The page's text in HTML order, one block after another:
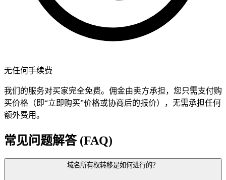
无任何手续费
我们的服务对买家完全免费。佣金由卖方承担，您只需支付购
买价格（即“立即购买”价格或协商后的报价），无需承担任何
额外费用。
常见问题解答 (FAQ)
域名所有权转移是如何进行的？